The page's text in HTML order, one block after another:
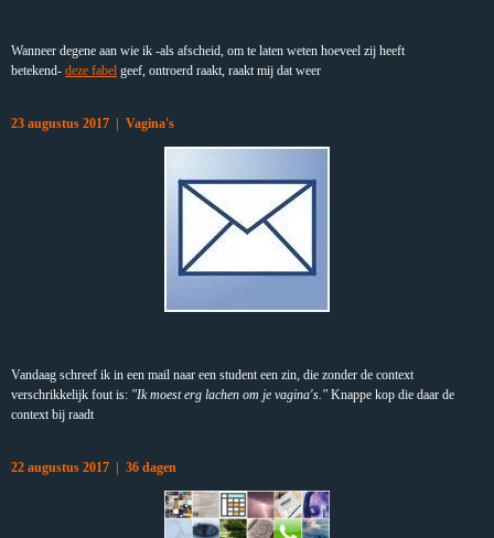
Wanneer degene aan wie ik -als afscheid, om te laten weten hoeveel zij heeft
betekend- deze fabel geef, ontroerd raakt, raakt mij dat weer
23 augustus 2017 | Vagina's
Vandaag schreef ik in een mail naar een student een zin, die zonder de context
verschrikkelijk fout is: "Ik moest erg lachen om je vagina's." Knappe kop die daar de
context bij raadt
22 augustus 2017 | 36 dagen